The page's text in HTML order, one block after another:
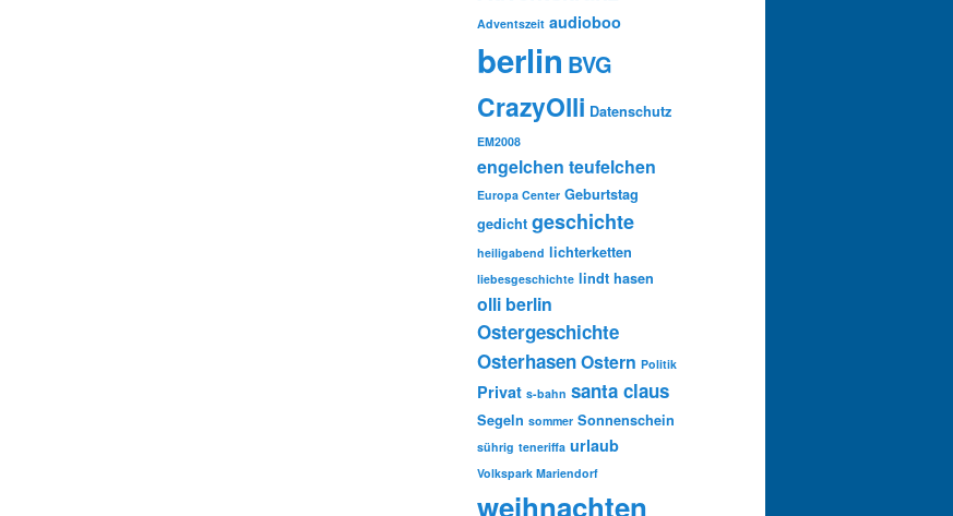
Adventszeit audioboo
berlin BVG
CrazyOlli Datenschutz
EM2008
engelchen teufelchen
Europa Center Geburtstag
gedicht geschichte
heiligabend lichterketten
liebesgeschichte lindt hasen
olli berlin
Ostergeschichte
OsterhasenOstern Politik
Privat s-bahn santa claus
Segeln sommer Sonnenschein
sührig teneriffa urlaub
Volkspark Mariendorf
weihnachten